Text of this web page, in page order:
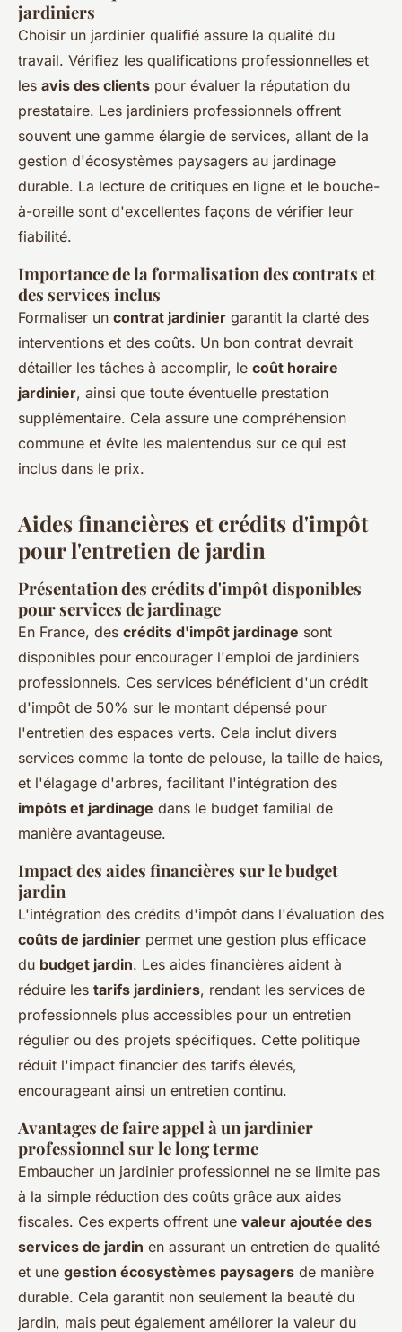
jardiniers
Choisir un jardinier qualifié assure la qualité du
travail. Vérifiez les qualifications professionnelles et
les avis des clients pour évaluer la réputation du
prestataire. Les jardiniers professionnels offrent
souvent une gamme élargie de services, allant de la
gestion d'écosystèmes paysagers au jardinage
durable. La lecture de critiques en ligne et le bouche-
à-oreille sont d'excellentes façons de vérifier leur
fiabilité.
Importance de la formalisation des contrats et
des services inclus
Formaliser un contrat jardinier garantit la clarté des
interventions et des coûts. Un bon contrat devrait
détailler les tâches à accomplir, le coût horaire
jardinier, ainsi que toute éventuelle prestation
supplémentaire. Cela assure une compréhension
commune et évite les malentendus sur ce qui est
inclus dans le prix.
Aides financières et crédits d'impôt
pour l'entretien de jardin
Présentation des crédits d'impôt disponibles
pour services de jardinage
En France, des crédits d'impôt jardinage sont
disponibles pour encourager l'emploi de jardiniers
professionnels. Ces services bénéficient d'un crédit
d'impôt de 50% sur le montant dépensé pour
l'entretien des espaces verts. Cela inclut divers
services comme la tonte de pelouse, la taille de haies,
et l'élagage d'arbres, facilitant l'intégration des
impôts et jardinage dans le budget familial de
manière avantageuse.
Impact des aides financières sur le budget
jardin
L'intégration des crédits d'impôt dans l'évaluation des
coûts de jardinier permet une gestion plus efficace
du budget jardin. Les aides financières aident à
réduire les tarifs jardiniers, rendant les services de
professionnels plus accessibles pour un entretien
régulier ou des projets spécifiques. Cette politique
réduit l'impact financier des tarifs élevés,
encourageant ainsi un entretien continu.
Avantages de faire appel à un jardinier
professionnel sur le long terme
Embaucher un jardinier professionnel ne se limite pas
à la simple réduction des coûts grâce aux aides
fiscales. Ces experts offrent une valeur ajoutée des
services de jardin en assurant un entretien de qualité
et une gestion écosystèmes paysagers de manière
durable. Cela garantit non seulement la beauté du
jardin, mais peut également améliorer la valeur du